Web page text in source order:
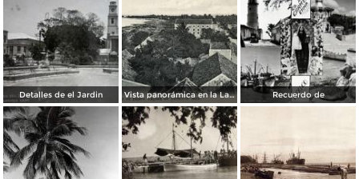
Detalles de el Jardin Vista panorámica en la Laguna de Términos Recuerdo de